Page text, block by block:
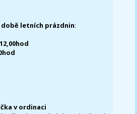
letních prázdnin:
v ordinaci